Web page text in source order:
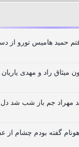
حمید هامیس ﺗﻮرو از
میثاق راد و مهدی
مهراد جم باز شب شد
هونام گفته بودم چشام از